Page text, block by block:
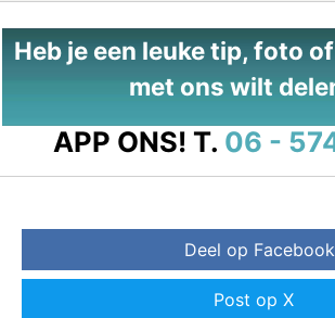
Heb je een leuke tip, foto
met ons wilt
APP ONS! T. 06 -
Deel op Facebook
Post op X